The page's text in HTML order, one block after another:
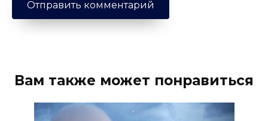
Вам также может понравиться